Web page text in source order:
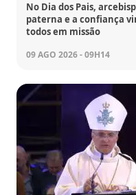
No Dia dos Pais,
paterna e a confiança
todos em missão
09 AGO 2026 - 09H14